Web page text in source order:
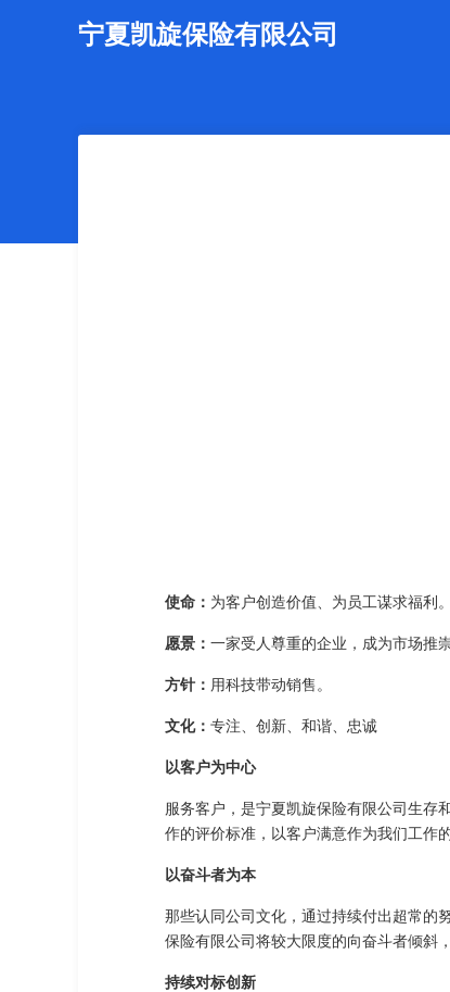
宁夏凯旋保险有限公司
使命： 为客户创造价值、为员工谋求福利。
愿景： 一家受人尊重的企业，成为市场推
方针： 用科技带动销售。
文化： 专注、创新、和谐、忠诚
以客户为中心
服务客户，是宁夏凯旋保险有限公司生存
作的评价标准，以客户满意作为我们工作
以奋斗者为本
那些认同公司文化，通过持续付出超常的
保险有限公司将较大限度的向奋斗者倾斜
持续对标创新